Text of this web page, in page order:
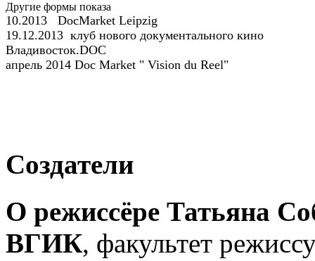
Другие формы показа
10.2013 DocMarket Leipzig
19.12.2013 клуб нового документального кино
Владивосток.DOC
апрель 2014 Doc Market " Vision du Reel"
Создатели
О режиссёре Татьяна
ВГИК, факультет